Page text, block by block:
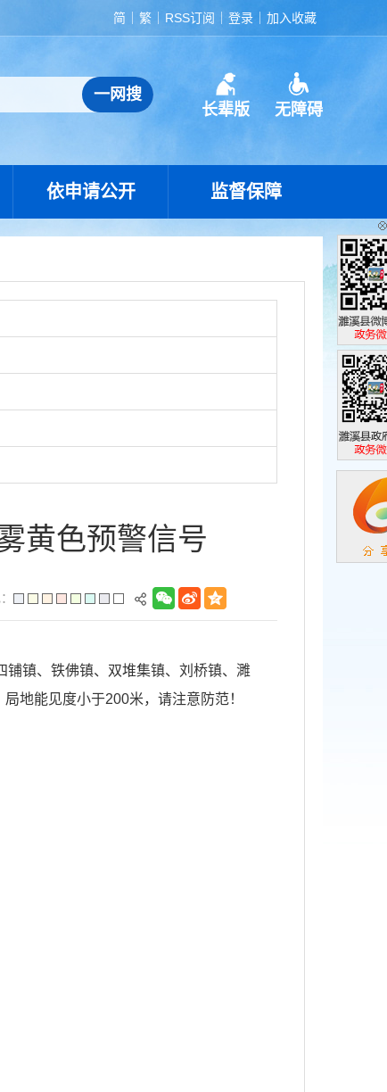
简 繁 RSS订阅 登录 加入收藏
长辈版 无障碍
依申请公开 监督保障
黄色预警信号
铺镇、铁佛镇、双堆集镇、刘桥镇、濉
地能见度小于200米，请注意防范！
濉溪县政
政务微博
濉溪县政
政务微信